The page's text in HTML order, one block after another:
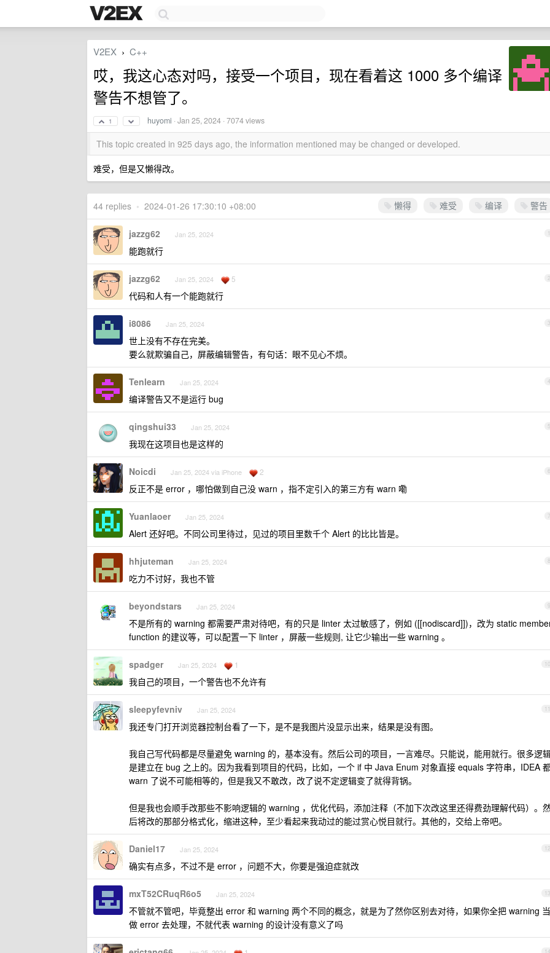
V2EX › C++
哎，我这心态对吗，接受一个项目，现在看着这 1000 多个编译
警告不想管了。
1 huyomi ·Jan 25, 2024 · 7074 views
This topic created in 925 days ago, the information mentioned may be changed or developed.
难受，但是又懒得改。
懒得 难受 编译 警告
44 replies • 2024-01-26 17:30:10 +08:00
1
jazzg62 Jan 25, 2024
能跑就行
2
jazzg62 Jan 25, 2024 5
代码和人有一个能跑就行
3
i8086 Jan 25, 2024
世上没有不存在完美。
要么就欺骗自己，屏蔽编辑警告，有句话：眼不见心不烦。
4
Tenlearn Jan 25, 2024
编译警告又不是运行 bug
5
qingshui33 Jan 25, 2024
我现在这项目也是这样的
6
Noicdi Jan 25, 2024 via iPhone 2
反正不是 error ，哪怕做到自己没 warn ，指不定引入的第三方有 warn 嘞
7
Yuanlaoer Jan 25, 2024
Alert 还好吧。不同公司里待过，见过的项目里数千个 Alert 的比比皆是。
8
hhjuteman Jan 25, 2024
吃力不讨好，我也不管
9
beyondstars Jan 25, 2024
不是所有的 warning 都需要严肃对待吧，有的只是 linter 太过敏感了，例如 ([[nodiscard]])，改为 static
function 的建议等，可以配置一下 linter ，屏蔽一些规则, 让它少输出一些 warning 。
10
spadger Jan 25, 2024 1
我自己的项目，一个警告也不允许有
11
sleepyfevniv Jan 25, 2024
我还专门打开浏览器控制台看了一下，是不是我图片没显示出来，结果是没有图。
我自己写代码都是尽量避免 warning 的，基本没有。然后公司的项目，一言难尽。只能说，能用就行。很多逻
是建立在 bug 之上的。因为我看到项目的代码，比如，一个 if 中 Java Enum 对象直接 equals 字符串，IDEA
warn 了说不可能相等的，但是我又不敢改，改了说不定逻辑变了就得背锅。
但是我也会顺手改那些不影响逻辑的 warning ，优化代码，添加注释（不加下次改这里还得费劲理解代码）。
后将改的那部分格式化，缩进这种，至少看起来我动过的能过赏心悦目就行。其他的，交给上帝吧。
12
Daniel17 Jan 25, 2024
确实有点多，不过不是 error ，问题不大，你要是强迫症就改
13
mxT52CRuqR6o5 Jan 25, 2024
不管就不管吧，毕竟整出 error 和 warning 两个不同的概念，就是为了然你区别去对待，如果你全把 warning 当
做 error 去处理，不就代表 warning 的设计没有意义了吗